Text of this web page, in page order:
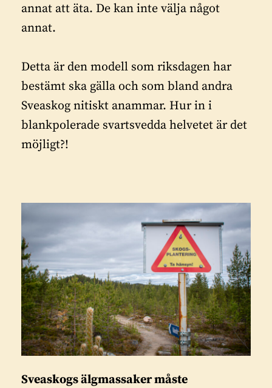
annat att äta. De kan inte välja något
annat.
Detta är den modell som riksdagen har
bestämt ska gälla och som bland andra
Sveaskog nitiskt anammar. Hur in i
blankpolerade svartsvedda helvetet är det
möjligt?!
Sveaskogs älgmassaker måste